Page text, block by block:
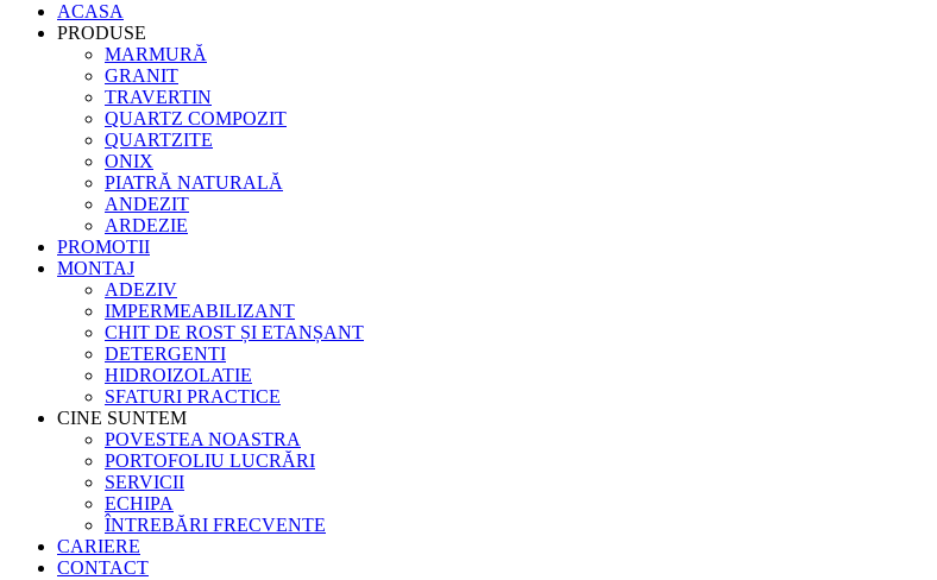
ACASA
PRODUSE
MARMURĂ
GRANIT
TRAVERTIN
QUARTZ COMPOZIT
QUARTZITE
ONIX
PIATRĂ NATURALĂ
ANDEZIT
ARDEZIE
PROMOTII
MONTAJ
ADEZIV
IMPERMEABILIZANT
CHIT DE ROST ȘI ETANȘANT
DETERGENTI
HIDROIZOLATIE
SFATURI PRACTICE
CINE SUNTEM
POVESTEA NOASTRA
PORTOFOLIU LUCRĂRI
SERVICII
ECHIPA
ÎNTREBĂRI FRECVENTE
CARIERE
CONTACT